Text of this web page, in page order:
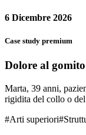
6 Dicembre 2026
Case study premium
Dolore al
Marta, 39 anni,
rigidita del collo o
#Arti superiori#